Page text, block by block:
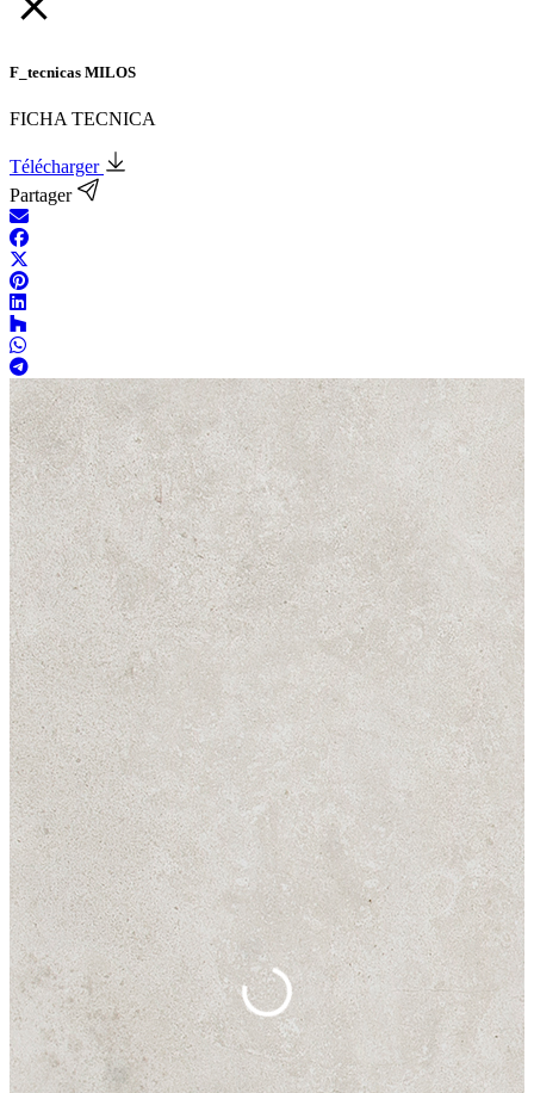
F_tecnicas MILOS
FICHA TECNICA
Télécharger
Partager